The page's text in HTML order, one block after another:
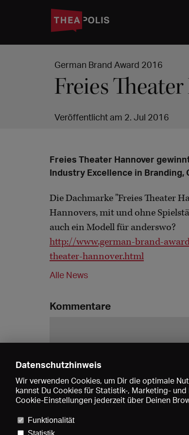
German Brand Award 2016
Freies
Veröffentlicht am 2. Jul 2016
Freies Theater Hannover
Industry Excellence in
Die Dachmarke "Freies Theater
Hannovers, mit und ohne
auch ein Modell für anderswo?
http://www.german-brand-
theater-hannover.html
Alle News
Kommentare
Datenschutzhinweis
Wir verwenden Cookies, um Dir die optimale
kannst Du Cookies für Statistik-, Marketing-
Cookie-Einstellungen jederzeit über Deinen
Funktionalität
Statistik